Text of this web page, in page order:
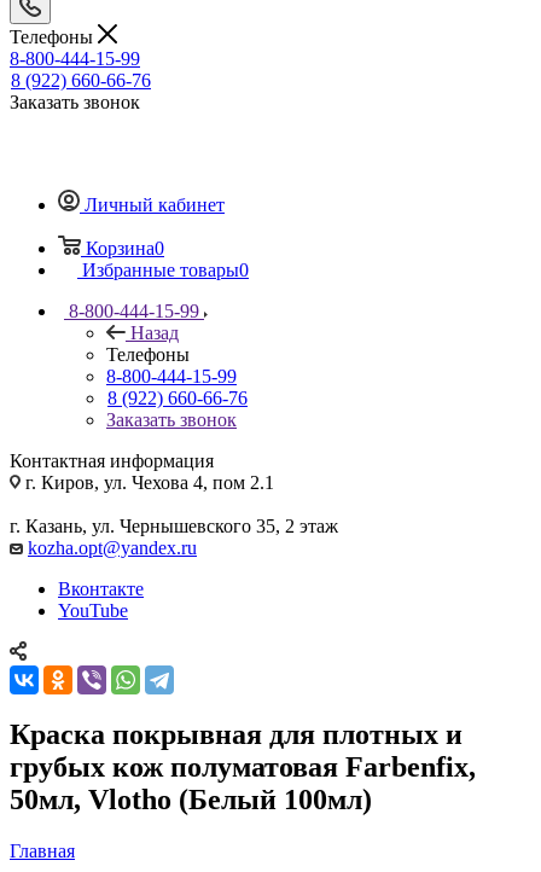
Телефоны
8-800-444-15-99
8 (922) 660-66-76
Заказать звонок
Личный кабинет
Корзина0
Избранные товары0
8-800-444-15-99
Назад
Телефоны
8-800-444-15-99
8 (922) 660-66-76
Заказать звонок
Контактная информация
г. Киров, ул. Чехова 4, пом 2.1
г. Казань, ул. Чернышевского 35, 2 этаж
kozha.opt@yandex.ru
Вконтакте
YouTube
Краска покрывная для плотных и
грубых кож полуматовая Farbenfix,
50мл, Vlotho (Белый 100мл)
Главная